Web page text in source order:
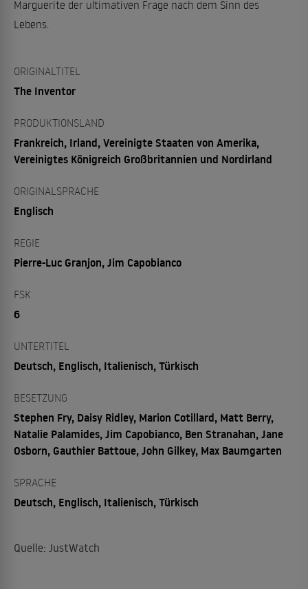
Marguerite der ultimativen Frage nach dem Sinn des
Lebens.
ORIGINALTITEL
The Inventor
PRODUKTIONSLAND
Frankreich, Irland, Vereinigte Staaten von Amerika,
Vereinigtes Königreich Großbritannien und Nordirland
ORIGINALSPRACHE
Englisch
REGIE
Pierre-Luc Granjon, Jim Capobianco
FSK
6
UNTERTITEL
Deutsch, Englisch, Italienisch, Türkisch
BESETZUNG
Stephen Fry, Daisy Ridley, Marion Cotillard, Matt Berry,
Natalie Palamides, Jim Capobianco, Ben Stranahan, Jane
Osborn, Gauthier Battoue, John Gilkey, Max Baumgarten
SPRACHE
Deutsch, Englisch, Italienisch, Türkisch
Quelle: JustWatch